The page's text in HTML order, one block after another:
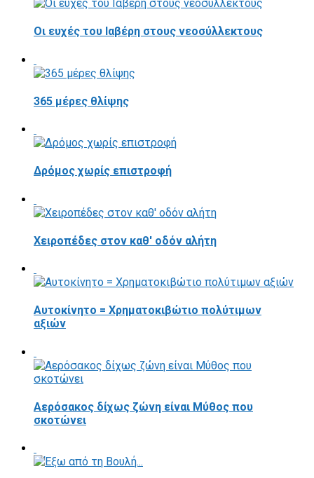
Οι ευχές του Ιαβέρη στους νεοσύλλεκτους
365 μέρες θλίψης
Δρόμος χωρίς επιστροφή
Χειροπέδες στον καθ' οδόν αλήτη
Αυτοκίνητο = Χρηματοκιβώτιο πολύτιμων
αξιών
Αερόσακος δίχως ζώνη είναι Μύθος που
σκοτώνει